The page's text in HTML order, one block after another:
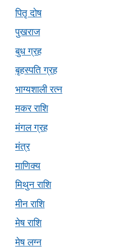
पितृ दोष
पुखराज
बुध ग्रह
बृहस्पति ग्रह
भाग्यशाली रत्न
मकर राशि
मंगल ग्रह
मंत्र
माणिक्य
मिथुन राशि
मीन राशि
मेष राशि
मेष लग्न